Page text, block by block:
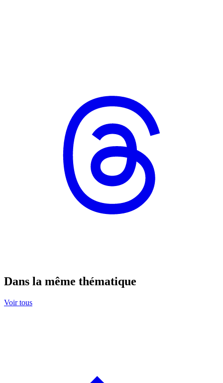
Dans la même thématique
Voir tous